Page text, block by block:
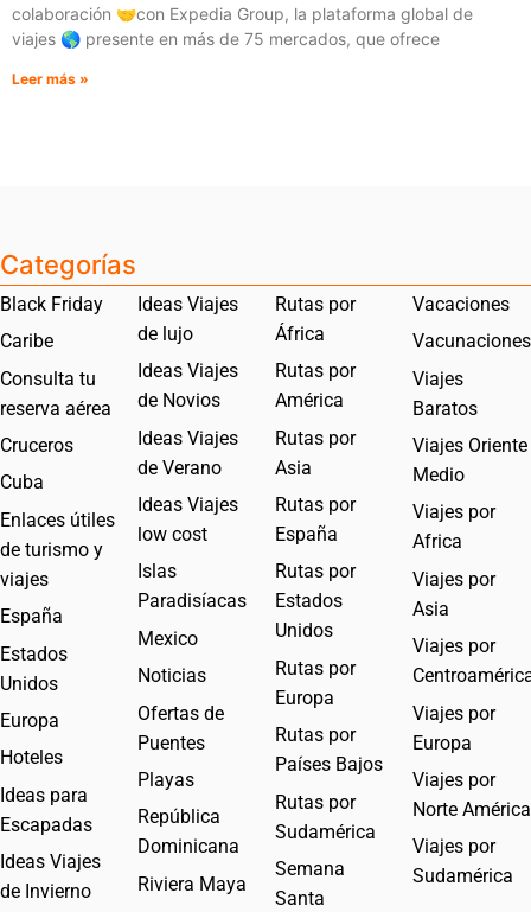
colaboración 🤝con Expedia Group, la plataforma global de
viajes 🌎 presente en más de 75 mercados, que ofrece
Leer más »
Categorías
Black Friday
Caribe
Consulta tu
reserva aérea
Cruceros
Cuba
Enlaces útiles
de turismo y
viajes
España
Estados
Unidos
Europa
Hoteles
Ideas para
Escapadas
Ideas Viajes
de Invierno
Ideas Viajes
de lujo
Ideas Viajes
de Novios
Ideas Viajes
de Verano
Ideas Viajes
low cost
Islas
Paradisíacas
Mexico
Noticias
Ofertas de
Puentes
Playas
República
Dominicana
Riviera Maya
Rutas por
África
Rutas por
América
Rutas por
Asia
Rutas por
España
Rutas por
Estados
Unidos
Rutas por
Europa
Rutas por
Países Bajos
Rutas por
Sudamérica
Semana
Santa
Vacaciones
Vacunaciones
Viajes
Baratos
Viajes Oriente
Medio
Viajes por
Africa
Viajes por
Asia
Viajes por
Viajes por
Europa
Viajes por
Norte América
Viajes por
Sudamérica